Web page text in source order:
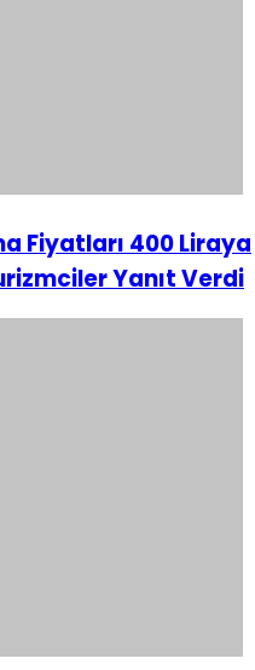
Fiyatları 400 Liraya
Yanıt Verdi